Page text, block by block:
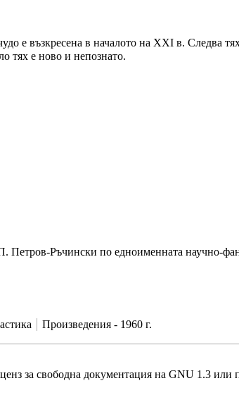
е възкресена в началото на ХХІ в. Следва
тях е ново и непознато.
Петров-Ръчински по едноименната научно-
Произведения - 1960 г.
за свободна документация на GNU 1.3 или